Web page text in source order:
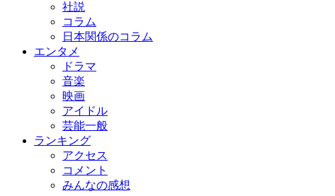
社説
コラム
日本関係のコラム
エンタメ
ドラマ
音楽
映画
アイドル
芸能一般
ランキング
アクセス
コメント
みんなの感想